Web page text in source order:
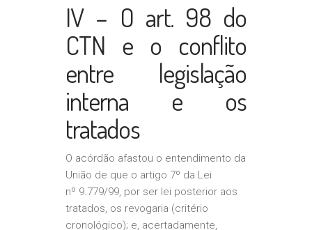
IV – O art. 98 do
CTN e o conflito
entre legislação
interna e os
tratados
O acórdão afastou o entendimento da
União de que o artigo 7º da Lei
nº 9.779/99, por ser lei posterior aos
tratados, os revogaria (critério
cronológico); e, acertadamente,